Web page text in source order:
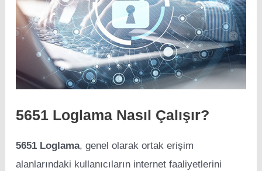
5651 Loglama Nasıl Çalışır?
5651 Loglama, genel olarak ortak erişim
alanlarındaki kullanıcıların internet faaliyetlerini